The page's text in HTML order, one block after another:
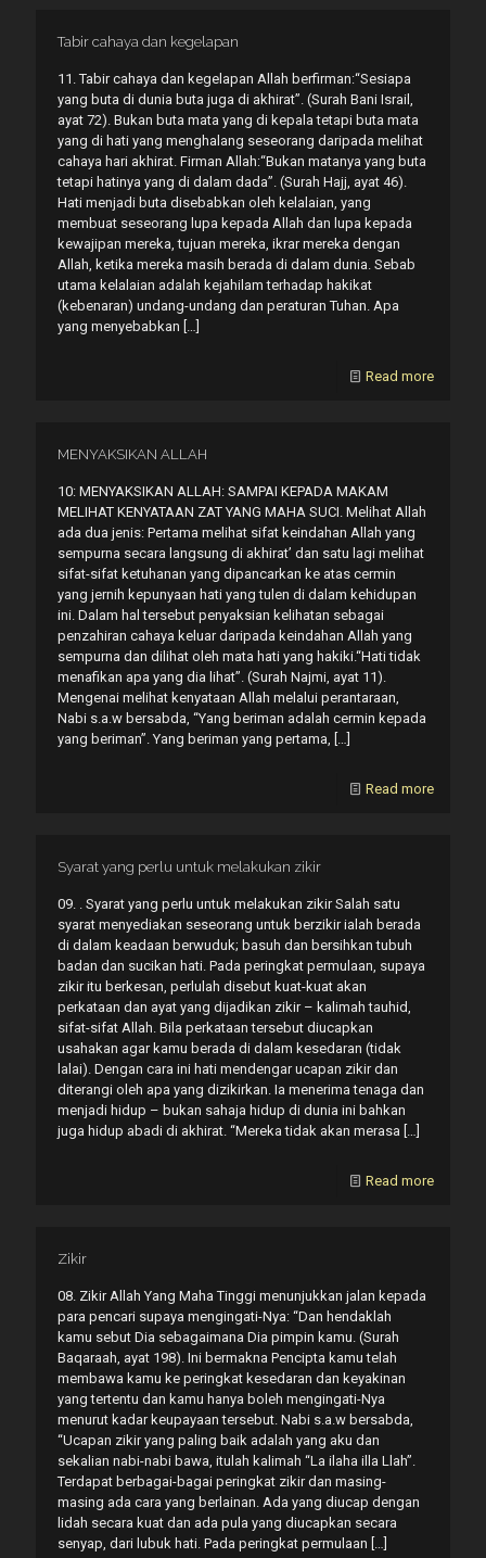
Tabir cahaya dan kegelapan
11. Tabir cahaya dan kegelapan Allah berfirman:“Sesiapa
yang buta di dunia buta juga di akhirat”. (Surah Bani Israil,
ayat 72). Bukan buta mata yang di kepala tetapi buta mata
yang di hati yang menghalang seseorang daripada melihat
cahaya hari akhirat. Firman Allah:“Bukan matanya yang buta
tetapi hatinya yang di dalam dada”. (Surah Hajj, ayat 46).
Hati menjadi buta disebabkan oleh kelalaian, yang
membuat seseorang lupa kepada Allah dan lupa kepada
kewajipan mereka, tujuan mereka, ikrar mereka dengan
Allah, ketika mereka masih berada di dalam dunia. Sebab
utama kelalaian adalah kejahilam terhadap hakikat
(kebenaran) undang-undang dan peraturan Tuhan. Apa
yang menyebabkan […]
Read more
MENYAKSIKAN ALLAH
10: MENYAKSIKAN ALLAH: SAMPAI KEPADA MAKAM
MELIHAT KENYATAAN ZAT YANG MAHA SUCI. Melihat Allah
ada dua jenis: Pertama melihat sifat keindahan Allah yang
sempurna secara langsung di akhirat’ dan satu lagi melihat
sifat-sifat ketuhanan yang dipancarkan ke atas cermin
yang jernih kepunyaan hati yang tulen di dalam kehidupan
ini. Dalam hal tersebut penyaksian kelihatan sebagai
penzahiran cahaya keluar daripada keindahan Allah yang
sempurna dan dilihat oleh mata hati yang hakiki.“Hati tidak
menafikan apa yang dia lihat”. (Surah Najmi, ayat 11).
Mengenai melihat kenyataan Allah melalui perantaraan,
Nabi s.a.w bersabda, “Yang beriman adalah cermin kepada
yang beriman”. Yang beriman yang pertama, […]
Read more
Syarat yang perlu untuk melakukan zikir
09. . Syarat yang perlu untuk melakukan zikir Salah satu
syarat menyediakan seseorang untuk berzikir ialah berada
di dalam keadaan berwuduk; basuh dan bersihkan tubuh
badan dan sucikan hati. Pada peringkat permulaan, supaya
zikir itu berkesan, perlulah disebut kuat-kuat akan
perkataan dan ayat yang dijadikan zikir – kalimah tauhid,
sifat-sifat Allah. Bila perkataan tersebut diucapkan
usahakan agar kamu berada di dalam kesedaran (tidak
lalai). Dengan cara ini hati mendengar ucapan zikir dan
diterangi oleh apa yang dizikirkan. Ia menerima tenaga dan
menjadi hidup – bukan sahaja hidup di dunia ini bahkan
juga hidup abadi di akhirat. “Mereka tidak akan merasa […]
Read more
Zikir
08. Zikir Allah Yang Maha Tinggi menunjukkan jalan kepada
para pencari supaya mengingati-Nya: “Dan hendaklah
kamu sebut Dia sebagaimana Dia pimpin kamu. (Surah
Baqaraah, ayat 198). Ini bermakna Pencipta kamu telah
membawa kamu ke peringkat kesedaran dan keyakinan
yang tertentu dan kamu hanya boleh mengingati-Nya
menurut kadar keupayaan tersebut. Nabi s.a.w bersabda,
“Ucapan zikir yang paling baik adalah yang aku dan
sekalian nabi-nabi bawa, itulah kalimah “La ilaha illa Llah”.
Terdapat berbagai-bagai peringkat zikir dan masing-
masing ada cara yang berlainan. Ada yang diucap dengan
lidah secara kuat dan ada pula yang diucapkan secara
senyap, dari lubuk hati. Pada peringkat permulaan […]